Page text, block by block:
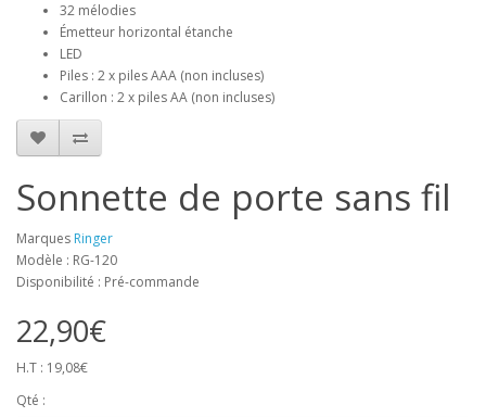
32 mélodies
Émetteur horizontal étanche
LED
Piles : 2 x piles AAA (non incluses)
Carillon : 2 x piles AA (non incluses)
Sonnette de porte sans fil
Marques Ringer
Modèle : RG-120
Disponibilité : Pré-commande
22,90€
H.T : 19,08€
Qté :